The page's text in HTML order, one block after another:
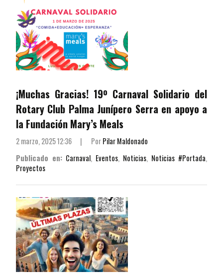
¡Muchas Gracias! 19º Carnaval Solidario del
Rotary Club Palma Junípero Serra en apoyo a
la Fundación Mary’s Meals
2 marzo, 2025 12:36 | PorPilar Maldonado
Publicado en: Carnaval, Eventos, Noticias, Noticias #Portada,
Proyectos